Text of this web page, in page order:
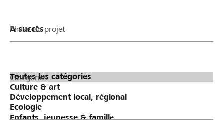
Phase du projet
Catégories